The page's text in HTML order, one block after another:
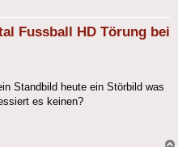
Fussball HD Törung bei
Standbild heute ein Störbild was
es keinen?